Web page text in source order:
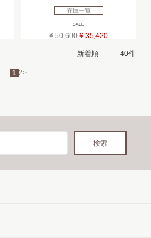
在庫一覧
SALE
¥ 50,600 ¥ 35,420
1 2>